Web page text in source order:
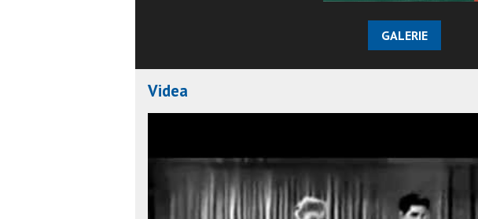
GALERIE
Videa